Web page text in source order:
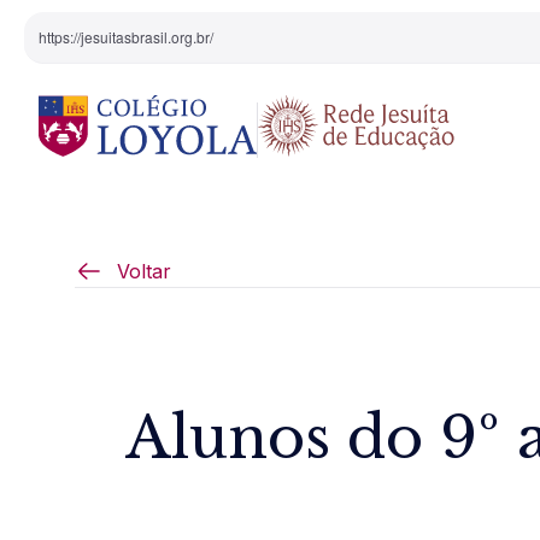
https://jesuitasbrasil.org.br/
Pedagogia Inaciana
Voltar
Alunos do 9º